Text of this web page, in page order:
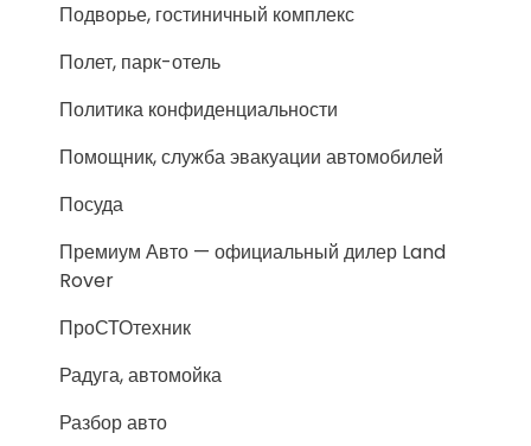
Подворье, гостиничный комплекс
Полет, парк-отель
Политика конфиденциальности
Помощник, служба эвакуации автомобилей
Посуда
Премиум Авто — официальный дилер Land
Rover
ПроСТОтехник
Радуга, автомойка
Разбор авто